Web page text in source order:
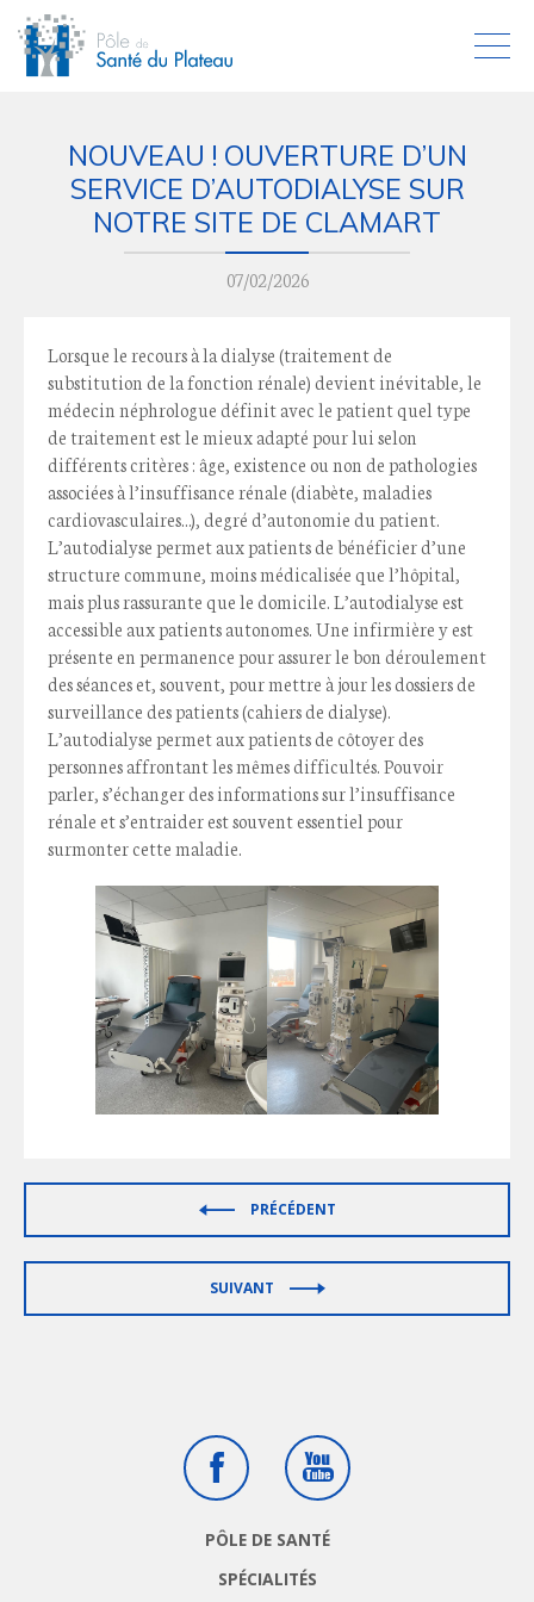
NOUVEAU ! OUVERTURE D’UN
SERVICE D’AUTODIALYSE SUR
NOTRE SITE DE CLAMART
07/02/2026
Lorsque le recours à la dialyse (traitement de
substitution de la fonction rénale) devient inévitable, le
médecin néphrologue définit avec le patient quel type
de traitement est le mieux adapté pour lui selon
différents critères : âge, existence ou non de pathologies
associées à l’insuffisance rénale (diabète, maladies
cardiovasculaires…), degré d’autonomie du patient.
L’autodialyse permet aux patients de bénéficier d’une
structure commune, moins médicalisée que l’hôpital,
mais plus rassurante que le domicile. L’autodialyse est
accessible aux patients autonomes. Une infirmière y est
présente en permanence pour assurer le bon déroulement
des séances et, souvent, pour mettre à jour les dossiers de
surveillance des patients (cahiers de dialyse).
L’autodialyse permet aux patients de côtoyer des
personnes affrontant les mêmes difficultés. Pouvoir
parler, s’échanger des informations sur l’insuffisance
rénale et s’entraider est souvent essentiel pour
surmonter cette maladie.
PRÉCÉDENT
SUIVANT
FacebookYoutube
PÔLE DE SANTÉ
SPÉCIALITÉS